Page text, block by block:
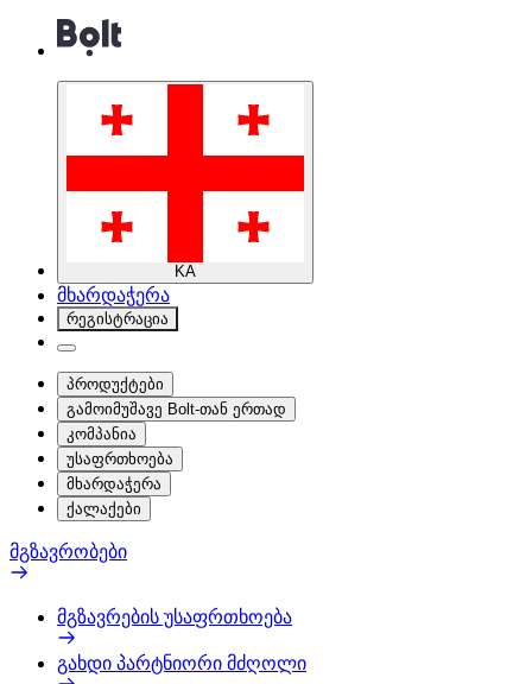
KA
მხარდაჭერა
რეგისტრაცია
პროდუქტები
გამოიმუშავე Bolt-თან ერთად
კომპანია
უსაფრთხოება
მხარდაჭერა
ქალაქები
მგზავრობები
მგზავრების უსაფრთხოება
გახდი პარტნიორი მძღოლი